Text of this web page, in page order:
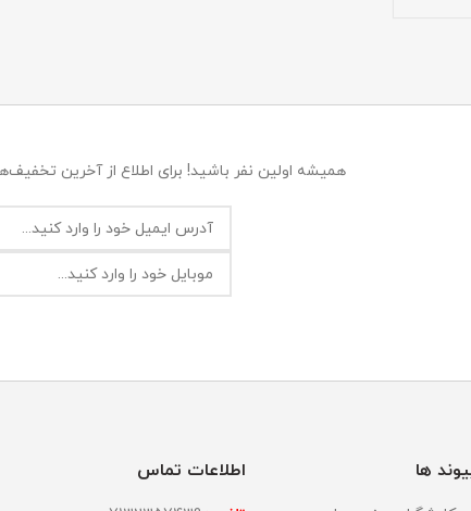
همیشه اولین نفر باشید! برای اطلاع از آخرین
ها اطلاعات تماس